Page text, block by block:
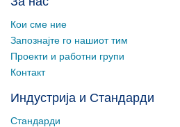
Кои сме ние
Запознајте го нашиот тим
Проекти и работни групи
Контакт
Индустрија и Стандарди
Стандарди